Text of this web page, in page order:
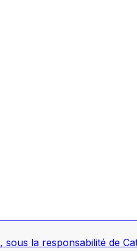
, sous la responsabilité de